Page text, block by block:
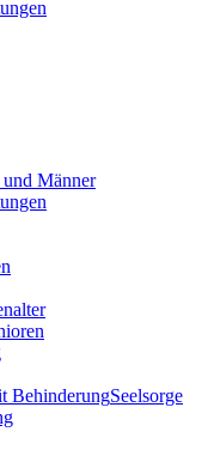
und Männer
Seelsorge